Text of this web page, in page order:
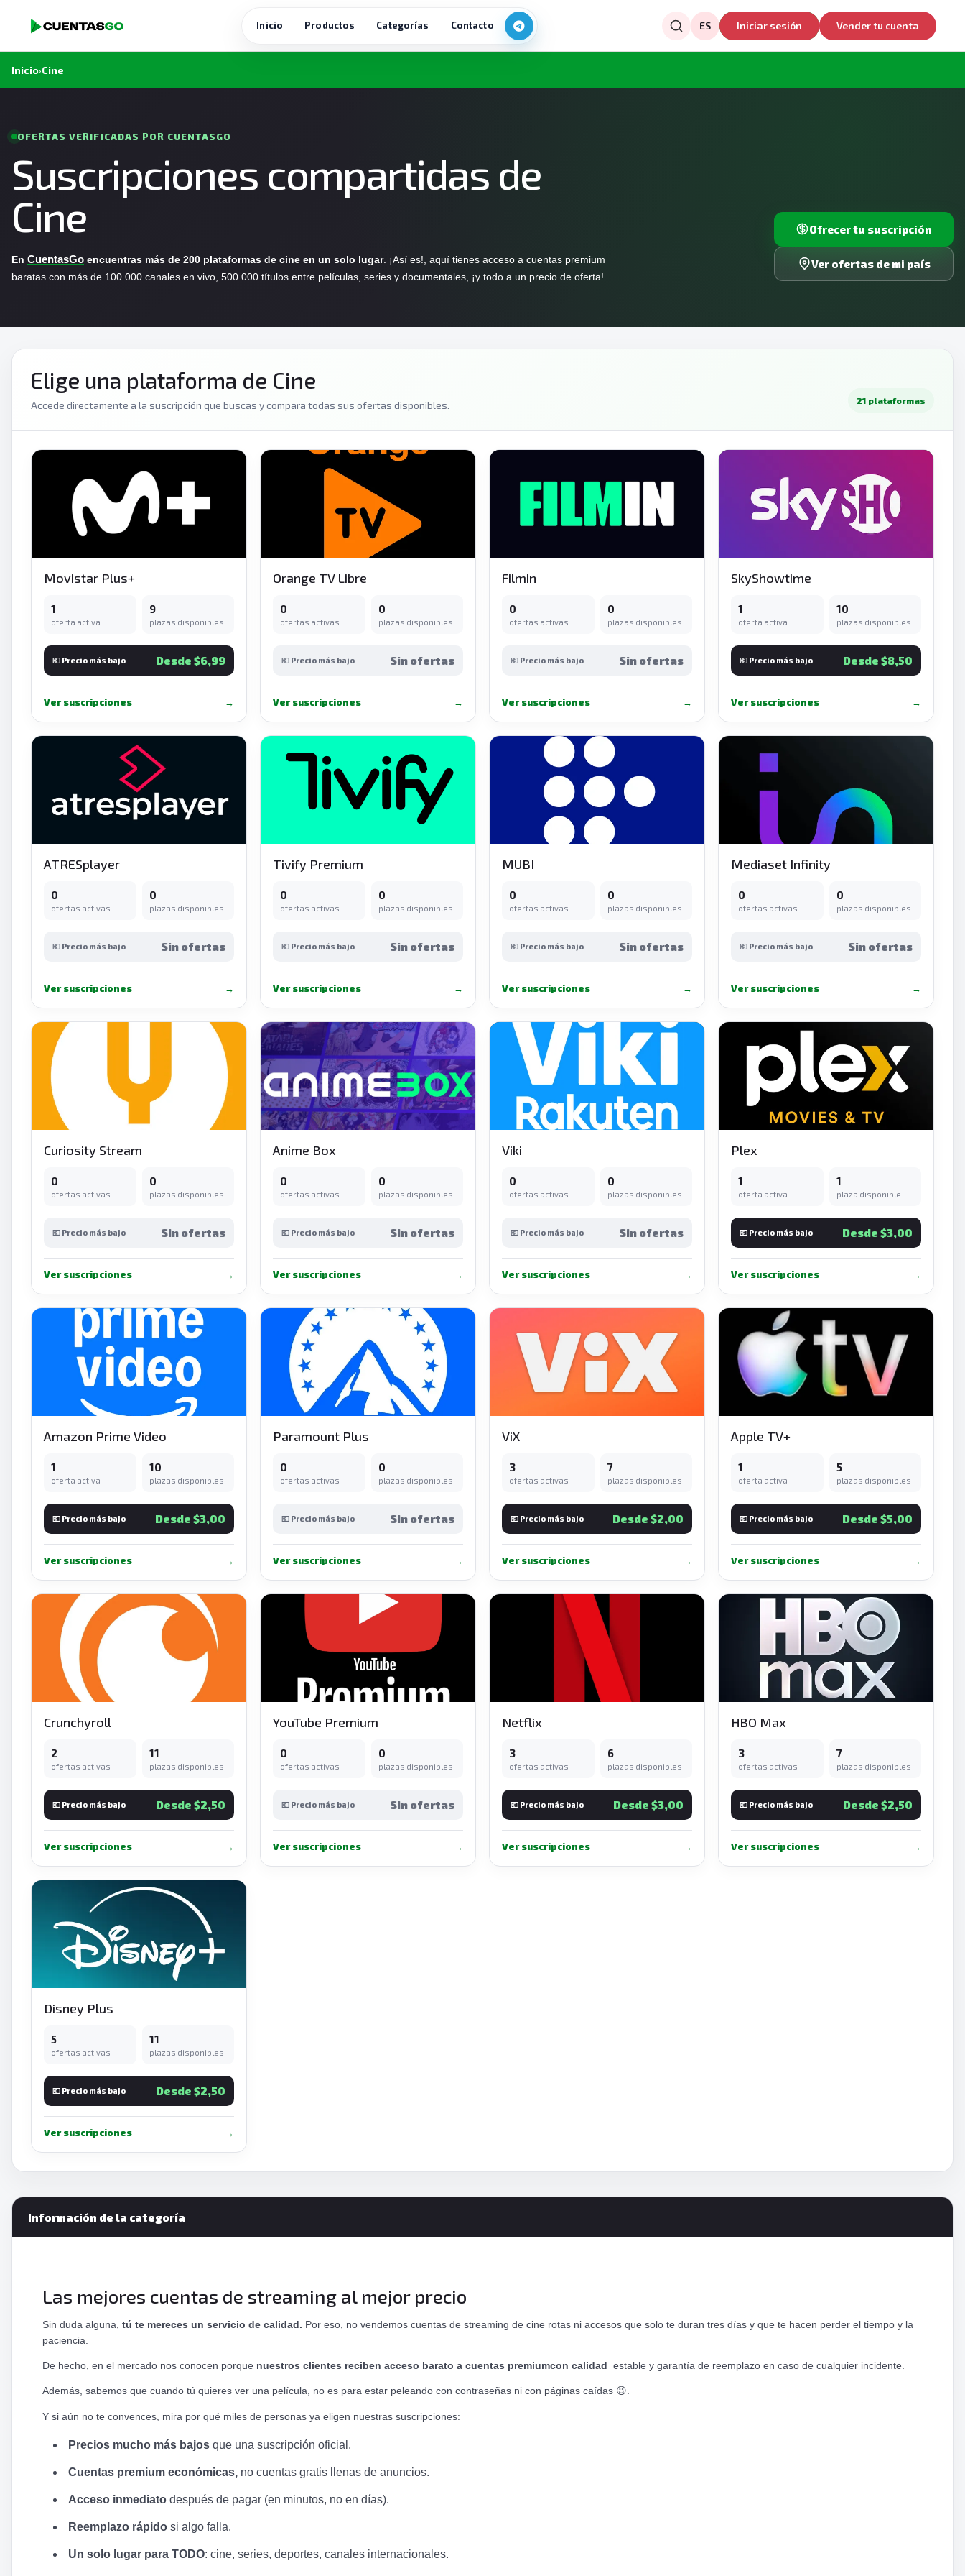
Inicio Productos Categorías Contacto ES Iniciar sesión Vender tu cuenta
Inicio›Cine
OFERTAS VERIFICADAS POR CUENTASGO
Suscripciones compartidas de
Cine
En CuentasGo encuentras más de 200 plataformas de cine en un solo lugar. ¡Así es!, aquí tienes acceso a cuentas premium
baratas con más de 100.000 canales en vivo, 500.000 títulos entre películas, series y documentales, ¡y todo a un precio de oferta!
Ofrecer tu suscripción
Ver ofertas de mi país
Elige una plataforma de Cine
Accede directamente a la suscripción que buscas y compara todas sus ofertas disponibles. 21 plataformas
Movistar Plus+
1
oferta activa
9
plazas disponibles
💶 Precio más bajo Desde $6,99
Ver suscripciones →
Orange TV Libre
0
ofertas activas
0
plazas disponibles
💶 Precio más bajo Sin ofertas
Ver suscripciones →
Filmin
0
ofertas activas
0
plazas disponibles
💶 Precio más bajo Sin ofertas
Ver suscripciones →
SkyShowtime
1
oferta activa
10
plazas disponibles
💶 Precio más bajo Desde $8,50
Ver suscripciones →
ATRESplayer
0
ofertas activas
0
plazas disponibles
💶 Precio más bajo Sin ofertas
Ver suscripciones →
Tivify Premium
0
ofertas activas
0
plazas disponibles
💶 Precio más bajo Sin ofertas
Ver suscripciones →
MUBI
0
ofertas activas
0
plazas disponibles
💶 Precio más bajo Sin ofertas
Ver suscripciones →
Mediaset Infinity
0
ofertas activas
0
plazas disponibles
💶 Precio más bajo Sin ofertas
Ver suscripciones →
Curiosity Stream
0
ofertas activas
0
plazas disponibles
💶 Precio más bajo Sin ofertas
Ver suscripciones →
Anime Box
0
ofertas activas
0
plazas disponibles
💶 Precio más bajo Sin ofertas
Ver suscripciones →
Viki
0
ofertas activas
0
plazas disponibles
💶 Precio más bajo Sin ofertas
Ver suscripciones →
Plex
1
oferta activa
1
plaza disponible
💶 Precio más bajo Desde $3,00
Ver suscripciones →
Amazon Prime Video
1
oferta activa
10
plazas disponibles
💶 Precio más bajo Desde $3,00
Ver suscripciones →
Paramount Plus
0
ofertas activas
0
plazas disponibles
💶 Precio más bajo Sin ofertas
Ver suscripciones →
ViX
3
ofertas activas
7
plazas disponibles
💶 Precio más bajo Desde $2,00
Ver suscripciones →
Apple TV+
1
oferta activa
5
plazas disponibles
💶 Precio más bajo Desde $5,00
Ver suscripciones →
Crunchyroll
2
ofertas activas
11
plazas disponibles
💶 Precio más bajo Desde $2,50
Ver suscripciones →
YouTube Premium
0
ofertas activas
0
plazas disponibles
💶 Precio más bajo Sin ofertas
Ver suscripciones →
Netflix
3
ofertas activas
6
plazas disponibles
💶 Precio más bajo Desde $3,00
Ver suscripciones →
HBO Max
3
ofertas activas
7
plazas disponibles
💶 Precio más bajo Desde $2,50
Ver suscripciones →
Disney Plus
5
ofertas activas
11
plazas disponibles
💶 Precio más bajo Desde $2,50
Ver suscripciones →
Información de la categoría
Las mejores cuentas de streaming al mejor precio
Sin duda alguna, tú te mereces un servicio de calidad. Por eso, no vendemos cuentas de streaming de cine rotas ni accesos que solo te duran tres días y que te hacen perder el tiempo y la
paciencia.
De hecho, en el mercado nos conocen porque nuestros clientes reciben acceso barato a cuentas premiumcon calidad estable y garantía de reemplazo en caso de cualquier incidente.
Además, sabemos que cuando tú quieres ver una película, no es para estar peleando con contraseñas ni con páginas caídas 😉.
Y si aún no te convences, mira por qué miles de personas ya eligen nuestras suscripciones:
Precios mucho más bajos que una suscripción oficial.
Cuentas premium económicas, no cuentas gratis llenas de anuncios.
Acceso inmediato después de pagar (en minutos, no en días).
Reemplazo rápido si algo falla.
Un solo lugar para TODO: cine, series, deportes, canales internacionales.